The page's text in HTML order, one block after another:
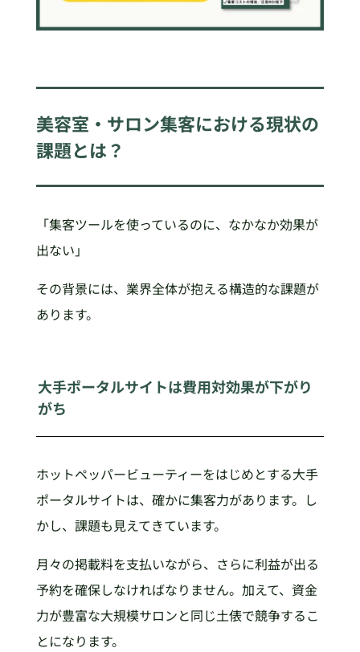
美容室・サロン集客における現状の
課題とは？
「集客ツールを使っているのに、なかなか効果が
出ない」
その背景には、業界全体が抱える構造的な課題が
あります。
大手ポータルサイトは費用対効果が下がり
がち
ホットペッパービューティーをはじめとする大手
ポータルサイトは、確かに集客力があります。し
かし、課題も見えてきています。
月々の掲載料を支払いながら、さらに利益が出る
予約を確保しなければなりません。加えて、資金
力が豊富な大規模サロンと同じ土俵で競争するこ
とになります。